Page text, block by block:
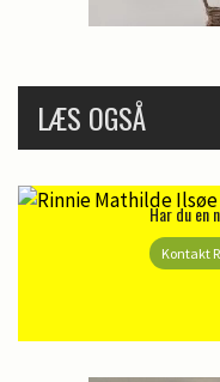
LÆS OGSÅ
Har du en
Kontakt